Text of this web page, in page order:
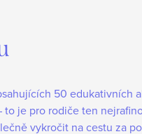
50 edukativních
je pro rodiče ten
vykročit na cestu za